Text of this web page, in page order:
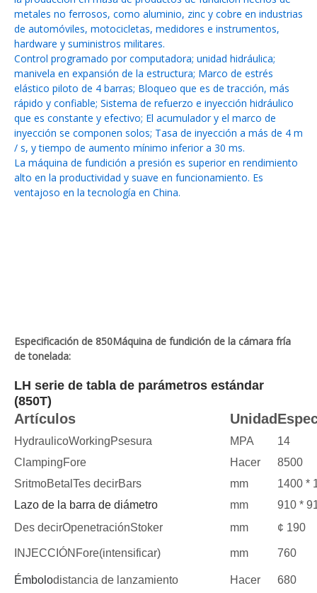
metales no ferrosos, como aluminio, zinc y cobre en industrias
de automóviles, motocicletas, medidores e instrumentos,
hardware y suministros militares.
Control programado por computadora; unidad hidráulica;
manivela en expansión de la estructura; Marco de estrés
elástico piloto de 4 barras; Bloqueo que es de tracción, más
rápido y confiable; Sistema de refuerzo e inyección hidráulico
que es constante y efectivo; El acumulador y el marco de
inyección se componen solos; Tasa de inyección a más de 4 m
/ s, y tiempo de aumento mínimo inferior a 30 ms.
La máquina de fundición a presión es superior en rendimiento
alto en la productividad y suave en funcionamiento. Es
ventajoso en la tecnología en China.
Especificación de 850Máquina de fundición de la cámara fría
de tonelada:
LH serie de tabla de parámetros estándar
(850T)
Artículos Unidad
HydraulicoWorkingPsesura MPA
14
C lampingFore Hacer
8500
SritmoBetal Tes decirBars mm
1400 *
Lazo de la barra de diámetro
mm
910 *
Des decirOpenetraciónStoker mm ¢ 190
NJECCIÓN Fore(intensificar) mm 760
Émbolodistancia de lanzamiento Hacer 680